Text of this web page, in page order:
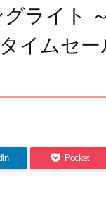
ライト
イムセ
Pocket